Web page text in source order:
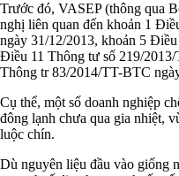
Trước đó, VASEP (thông qua
nghị liên quan đến khoản 1
ngày 31/12/2013, khoản 5
Điều 11 Thông tư số 219/
Thông tr 83/2014/TT-BTC
Cụ thể, một số doanh nghiệp
đông lạnh chưa qua gia nhiệt,
luộc chín.
Dù nguyên liệu đầu vào giống